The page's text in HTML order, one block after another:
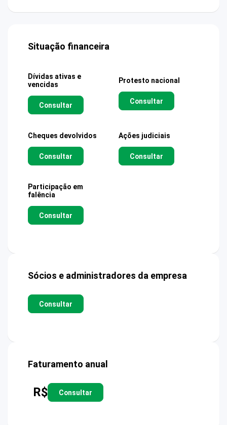
Situação financeira
Dívidas ativas e
vencidas
Consultar
Protesto nacional
Consultar
Cheques devolvidos
Consultar
Ações judiciais
Consultar
Participação em
falência
Consultar
Sócios e administradores da empresa
Consultar
Faturamento anual
R$ Consultar